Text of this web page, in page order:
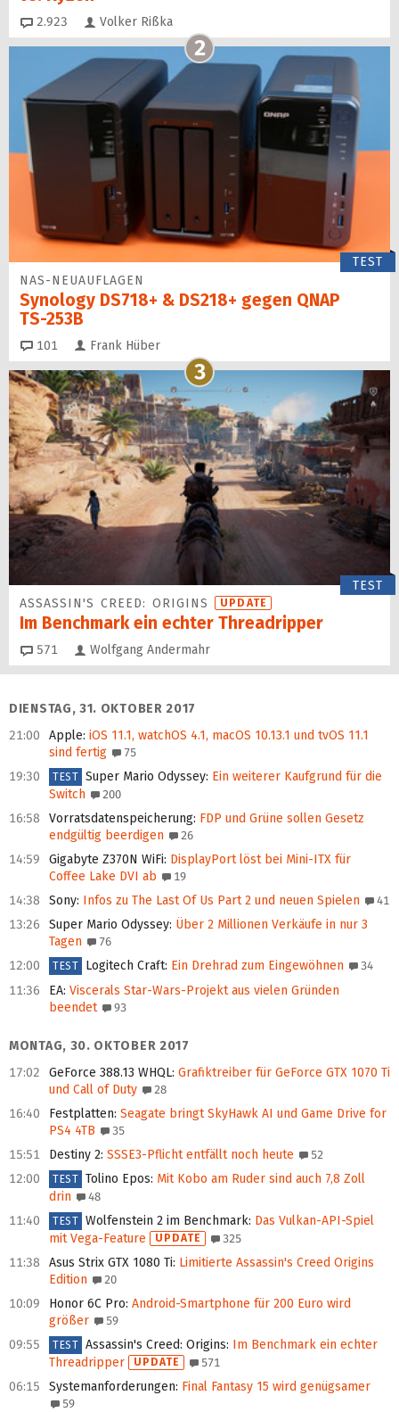
2.923 Kommentare
Volker Rißka
2
TEST
NAS-NEUAUFLAGEN
Synology DS718+ & DS218+ gegen QNAP
TS‑253B
101 Kommentare
Frank Hüber
3
TEST
ASSASSIN'S CREED: ORIGINS
UPDATE
Im Benchmark ein echter Threadripper
571 Kommentare
Wolfgang Andermahr
DIENSTAG, 31. OKTOBER 2017
21:00
Apple: iOS 11.1, watchOS 4.1, macOS 10.13.1 und tvOS 11.1
sind fertig
75
19:30 TEST Super Mario Odyssey: Ein weiterer Kaufgrund für die
Switch
200
16:58 Vorratsdaten­speicherung: FDP und Grüne sollen Gesetz
endgültig beerdigen
26
14:59 Gigabyte Z370N WiFi: DisplayPort löst bei Mini-ITX für
Coffee Lake DVI ab
19
14:38 Sony: Infos zu The Last Of Us Part 2 und neuen Spielen 41
13:26 Super Mario Odyssey: Über 2 Millionen Verkäufe in nur 3
Tagen
76
12:00 TEST Logitech Craft: Ein Drehrad zum Eingewöhnen 34
11:36 EA: Viscerals Star-Wars-Projekt aus vielen Gründen
beendet
93
MONTAG, 30. OKTOBER 2017
17:02
GeForce 388.13 WHQL: Grafiktreiber für GeForce GTX 1070 Ti
und Call of Duty
28
16:40 Festplatten: Seagate bringt SkyHawk AI und Game Drive for
PS4 4TB
35
15:51 Destiny 2: SSSE3-Pflicht entfällt noch heute 52
12:00 TEST Tolino Epos: Mit Kobo am Ruder sind auch 7,8 Zoll
drin
48
11:40 TEST Wolfenstein 2 im Benchmark: Das Vulkan-API-Spiel
mit Vega-Feature
UPDATE 325
11:38 Asus Strix GTX 1080 Ti: Limitierte Assassin's Creed Origins
Edition
20
10:09 Honor 6C Pro: Android-Smartphone für 200 Euro wird
größer
59
09:55 TEST Assassin's Creed: Origins: Im Benchmark ein echter
Threadripper
UPDATE 571
06:15 Systemanforderungen: Final Fantasy 15 wird genügsamer
59